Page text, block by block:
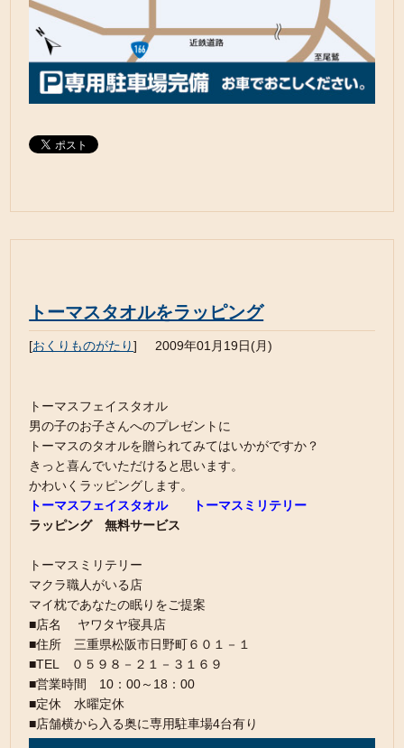
トーマスタオルをラッピング
[おくりものがたり] 2009年01月19日(月)
トーマスフェイスタオル
男の子のお子さんへのプレゼントに
トーマスのタオルを贈られてみてはいかがですか？
きっと喜んでいただけると思います。
かわいくラッピングします。
トーマスフェイスタオル
トーマスミリテリー
ラッピング 無料サービス
トーマスミリテリー
マクラ職人がいる店
マイ枕であなたの眠りをご提案
■店名 ヤワタヤ寝具店
■住所 三重県松阪市日野町６０１－１
■TEL ０５９８－２１－３１６９
■営業時間 10：00～18：00
■定休 水曜定休
■店舗横から入る奥に専用駐車場4台有り